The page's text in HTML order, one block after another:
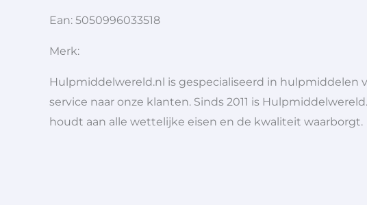
Ean: 5050996033518
Merk:
Hulpmiddelwereld.nl is gespecialiseerd in
service naar onze klanten. Sinds 2011 is
houdt aan alle wettelijke eisen en de kwaliteit waarborgt.